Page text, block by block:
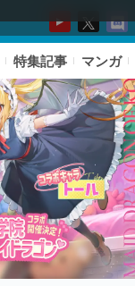
特集記事 マンガ